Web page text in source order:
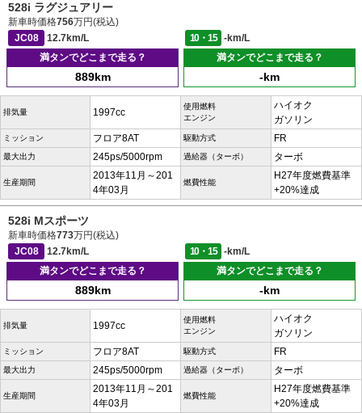
528i ラグジュアリー
新車時価格756万円(税込)
JC08
12.7km/L 10・15
-km/L
満タンでどこまで走る？
889km
満タンでどこまで走る？
-km
排気量 1997cc
使用燃料
エンジン
ハイオク
ガソリン
ミッション フロア8AT 駆動方式 FR
最大出力 245ps/5000rpm 過給器（ターボ） ターボ
生産期間
2013年11月～201
4年03月
燃費性能
H27年度燃費基準
+20%達成
528i Mスポーツ
新車時価格773万円(税込)
JC08
12.7km/L 10・15
-km/L
満タンでどこまで走る？
889km
満タンでどこまで走る？
-km
排気量 1997cc
使用燃料
エンジン
ハイオク
ガソリン
ミッション フロア8AT 駆動方式 FR
最大出力 245ps/5000rpm 過給器（ターボ） ターボ
生産期間
2013年11月～201
4年03月
燃費性能
H27年度燃費基準
+20%達成